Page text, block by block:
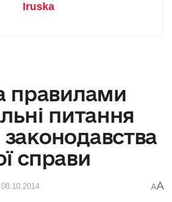
Iruska
правилами
питання
справи
08.10.2014 AA